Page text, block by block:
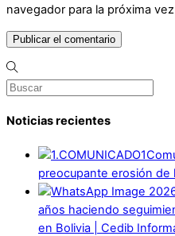
navegador para la próxima
Noticias recientes
preocupante erosión de
años haciendo
en Bolivia | Cedib